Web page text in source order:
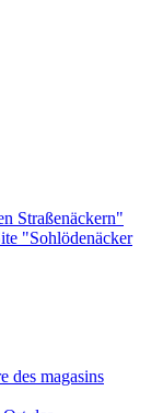
Straßenäckern"
"Sohlödenäcker
des magasins